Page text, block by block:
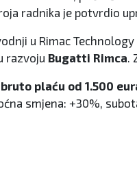
radnika je potvrdio
u Rimac
razvoju Bugatti Rimca
bruto plaću od 1.500
smjena: +30%,